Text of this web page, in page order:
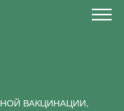
ВАКЦИНАЦИИ,